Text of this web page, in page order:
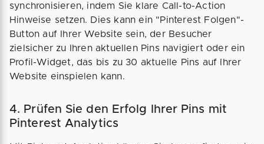
synchronisieren, indem Sie klare Call-to-Action
Hinweise setzen. Dies kann ein "Pinterest Folgen"-
Button auf Ihrer Website sein, der Besucher
zielsicher zu Ihren aktuellen Pins navigiert oder ein
Profil-Widget, das bis zu 30 aktuelle Pins auf Ihrer
Website einspielen kann.
4. Prüfen Sie den Erfolg Ihrer Pins mit
Pinterest Analytics